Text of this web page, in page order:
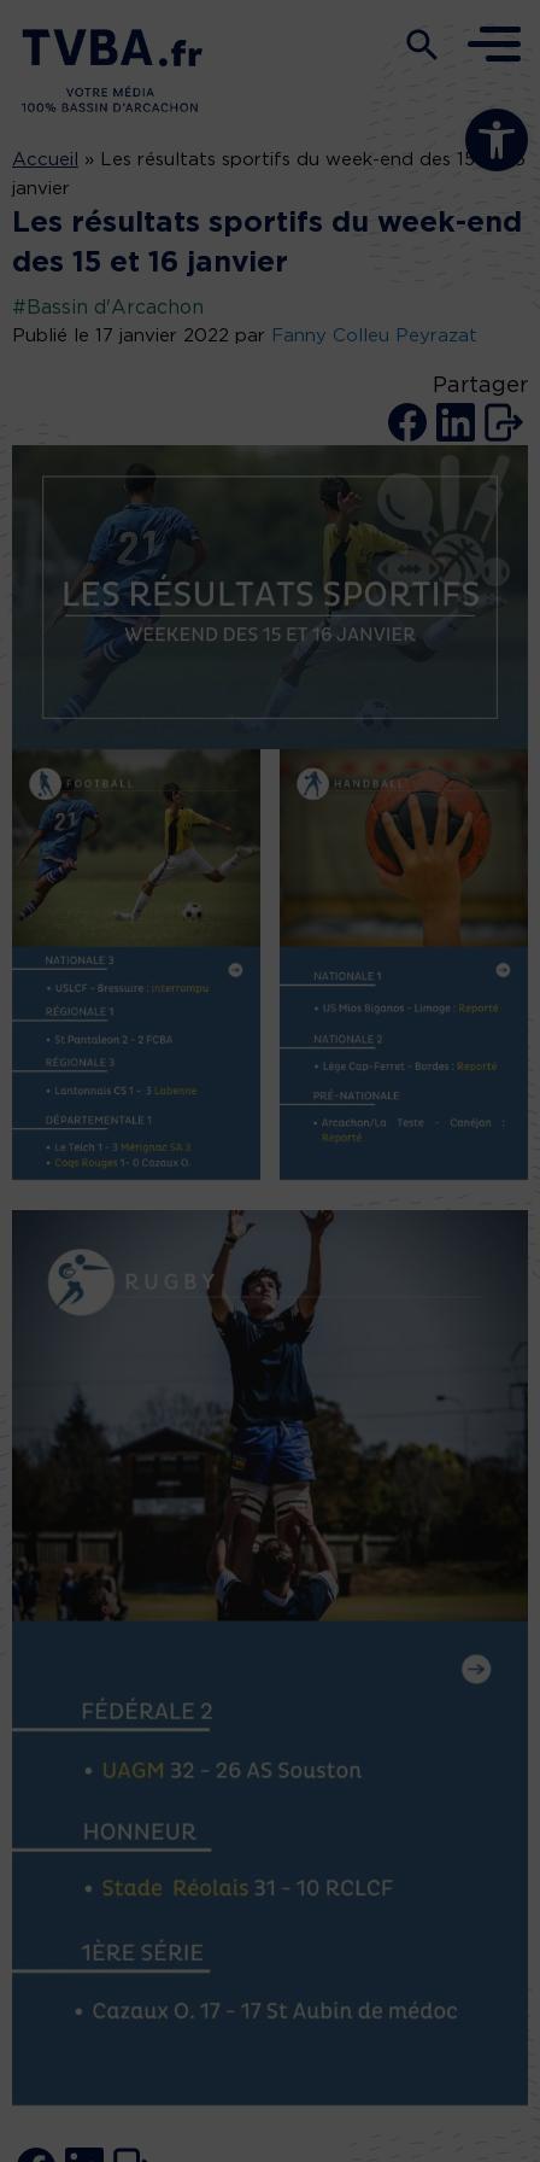
Ouvrir la
Accueil »
Les résultats sportifs du week-end des 15 et 16
janvier
Les résultats sportifs du week-end
des 15 et 16 janvier
#Bassin d'Arcachon
Publié le 17 janvier 2022 par Fanny Colleu Peyrazat
Partager